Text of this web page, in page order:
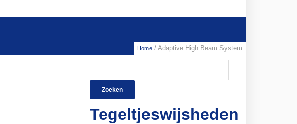
Home / Adaptive High Beam System
Tegeltjeswijsheden